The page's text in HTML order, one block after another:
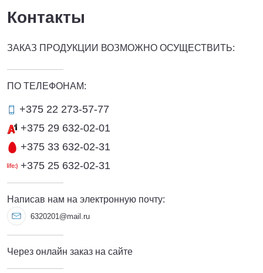
Контакты
ЗАКАЗ ПРОДУКЦИИ ВОЗМОЖНО ОСУЩЕСТВИТЬ:
ПО ТЕЛЕФОНАМ:
+375 22 273-57-77
+375 29 632-02-01
+375 33 632-02-31
+375 25 632-02-31
Написав нам на электронную почту:
6320201@mail.ru
Через онлайн заказ на сайте